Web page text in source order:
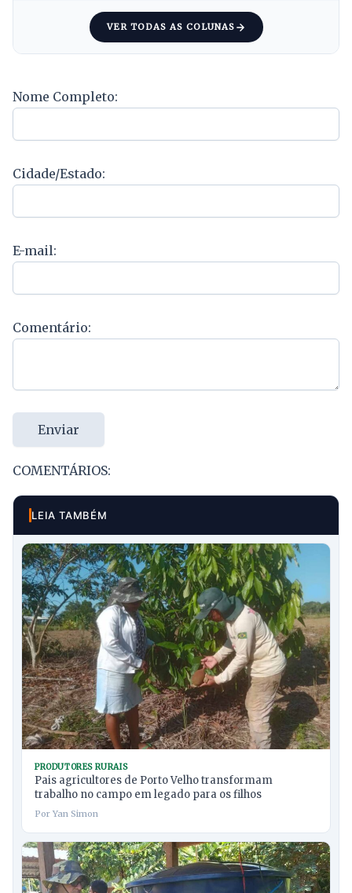
VER TODAS AS COLUNAS
Nome Completo:
Cidade/Estado:
E-mail:
Comentário:
Enviar
COMENTÁRIOS:
LEIA TAMBÉM
PRODUTORES RURAIS
Pais agricultores de Porto Velho transformam
trabalho no campo em legado para os filhos
Por Yan Simon